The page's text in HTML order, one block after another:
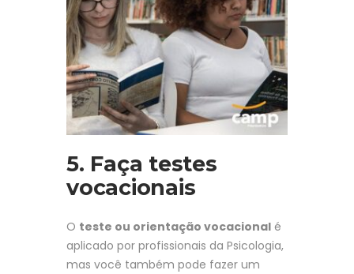
5. Faça testes
vocacionais
O teste ou orientação vocacional é
aplicado por profissionais da Psicologia,
mas você também pode fazer um